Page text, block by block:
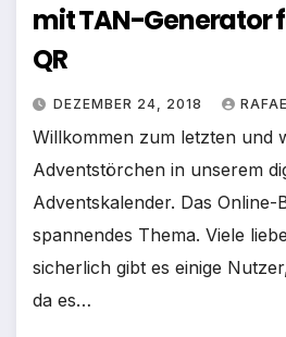
mit TAN-Generator
QR
DEZEMBER 24, 2018
Willkommen zum letzten und
Adventstörchen in unserem
Adventskalender. Das Online-
spannendes Thema. Viele
sicherlich gibt es einige
da es…